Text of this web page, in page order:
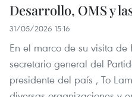
Desarrollo, OMS y
31/05/2026 15:16
En el marco de su visita de
secretario general del
presidente del país , To